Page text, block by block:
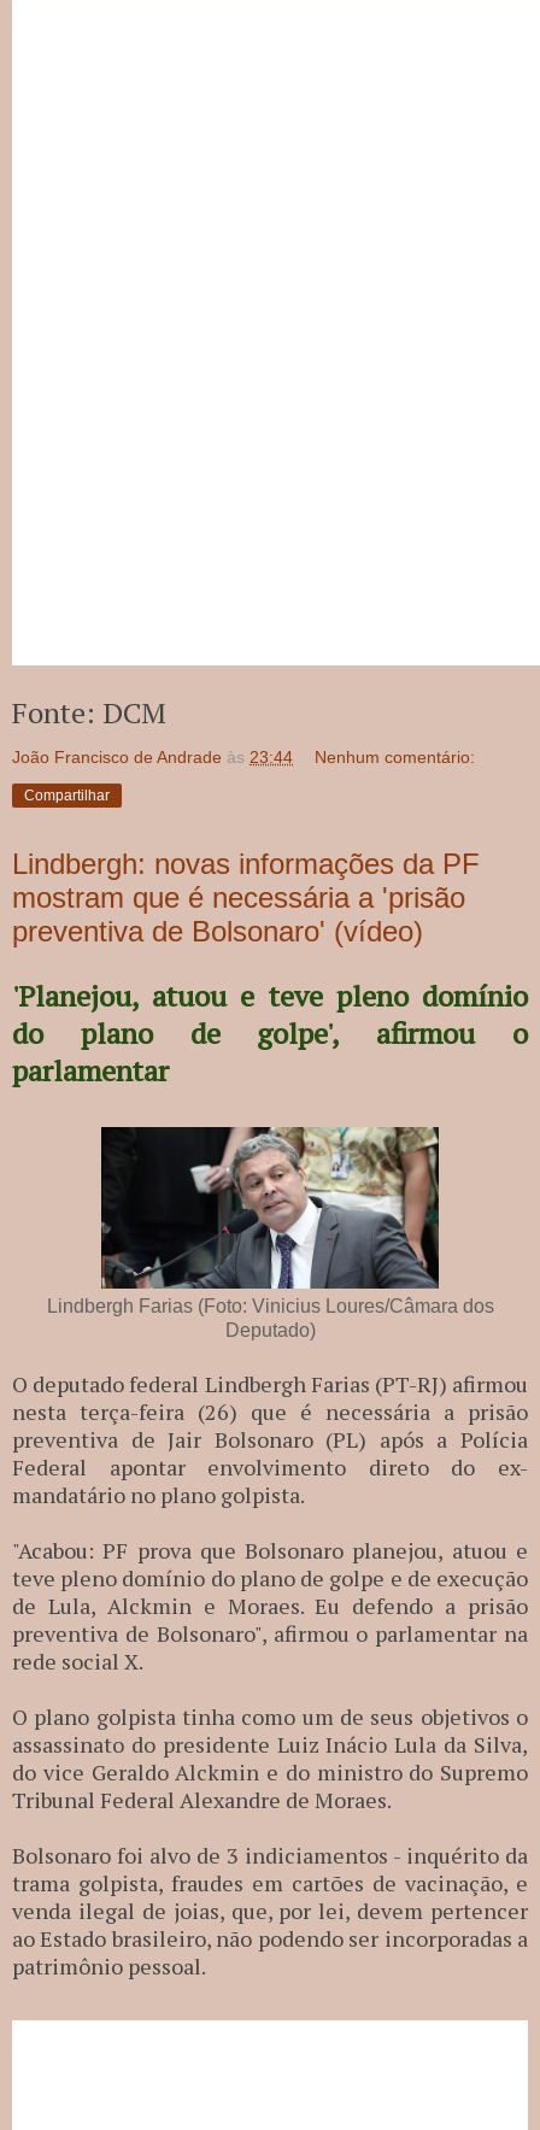
Fonte: DCM
João Francisco de Andrade às 23:44 Nenhum comentário:
Compartilhar
Lindbergh: novas informações da PF
mostram que é necessária a 'prisão
preventiva de Bolsonaro' (vídeo)
'Planejou, atuou e teve pleno domínio
do plano de golpe', afirmou o
parlamentar
Lindbergh Farias (Foto: Vinicius Loures/Câmara dos
Deputado)
O deputado federal Lindbergh Farias (PT-RJ) afirmou
nesta terça-feira (26) que é necessária a prisão
preventiva de Jair Bolsonaro (PL) após a Polícia
Federal apontar envolvimento direto do ex-
mandatário no plano golpista.
"Acabou: PF prova que Bolsonaro planejou, atuou e
teve pleno domínio do plano de golpe e de execução
de Lula, Alckmin e Moraes. Eu defendo a prisão
preventiva de Bolsonaro", afirmou o parlamentar na
rede social X.
O plano golpista tinha como um de seus objetivos o
assassinato do presidente Luiz Inácio Lula da Silva,
do vice Geraldo Alckmin e do ministro do Supremo
Tribunal Federal Alexandre de Moraes.
Bolsonaro foi alvo de 3 indiciamentos - inquérito da
trama golpista, fraudes em cartões de vacinação, e
venda ilegal de joias, que, por lei, devem pertencer
ao Estado brasileiro, não podendo ser incorporadas a
patrimônio pessoal.